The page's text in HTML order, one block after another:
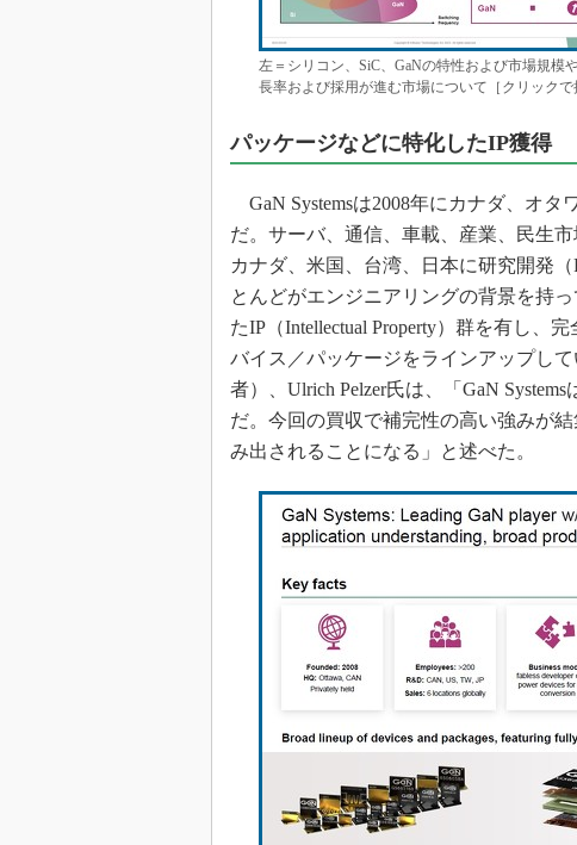
左＝シリコン、SiC、GaNの特性および市場規模
長率および採用が進む市場について［クリックで
パッケージなどに特化したIP獲得
GaN Systemsは2008年にカナダ、オ
だ。サーバ、通信、車載、産業、民生
カナダ、米国、台湾、日本に研究開発
とんどがエンジニアリングの背景を持
たIP（Intellectual Property）群を有し、
バイス／パッケージをラインアップし
者）、Ulrich Pelzer氏は、「GaN
だ。今回の買収で補完性の高い強みが
み出されることになる」と述べた。